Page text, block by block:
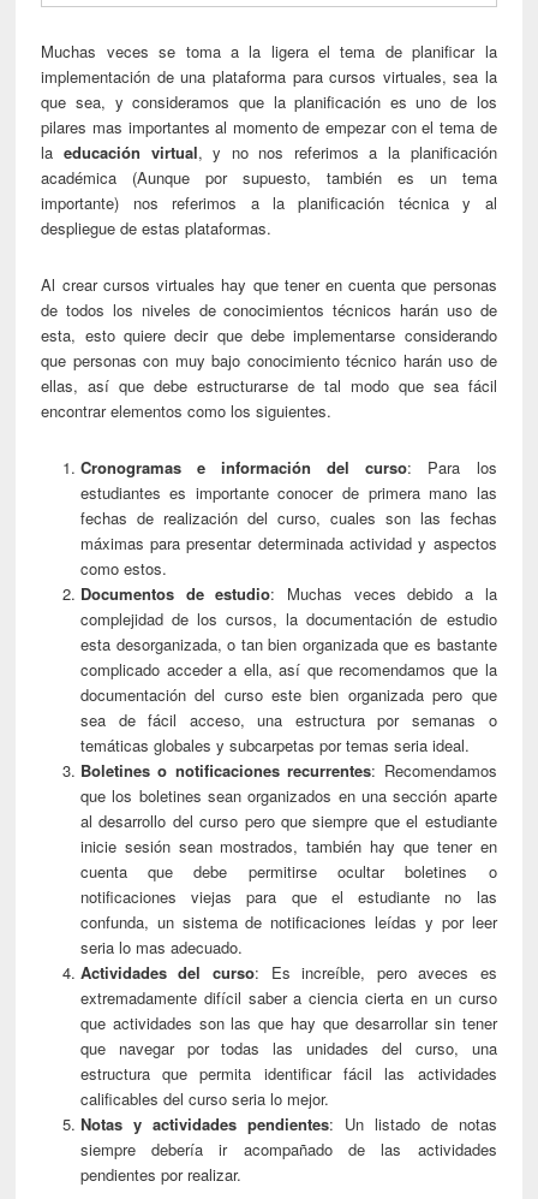
Muchas veces se toma a la ligera el tema de planificar la
implementación de una plataforma para cursos virtuales, sea la
que sea, y consideramos que la planificación es uno de los
pilares mas importantes al momento de empezar con el tema de
laeducación virtual, y no nos referimos a la planificación
académica (Aunque por supuesto, también es un tema
importante) nos referimos a la planificación técnica y al
despliegue de estas plataformas.
Al crear cursos virtuales hay que tener en cuenta que personas
de todos los niveles de conocimientos técnicos harán uso de
esta, esto quiere decir que debe implementarse considerando
que personas con muy bajo conocimiento técnico harán uso de
ellas, así que debe estructurarse de tal modo que sea fácil
encontrar elementos como los siguientes.
Cronogramas e información del curso: Para los
estudiantes es importante conocer de primera mano las
fechas de realización del curso, cuales son las fechas
máximas para presentar determinada actividad y aspectos
como estos.
Documentos de estudio: Muchas veces debido a la
complejidad de los cursos, la documentación de estudio
esta desorganizada, o tan bien organizada que es bastante
complicado acceder a ella, así que recomendamos que la
documentación del curso este bien organizada pero que
sea de fácil acceso, una estructura por semanas o
temáticas globales y subcarpetas por temas seria ideal.
Boletines o notificaciones recurrentes: Recomendamos
que los boletines sean organizados en una sección aparte
al desarrollo del curso pero que siempre que el estudiante
inicie sesión sean mostrados, también hay que tener en
cuenta que debe permitirse ocultar boletines o
notificaciones viejas para que el estudiante no las
confunda, un sistema de notificaciones leídas y por leer
seria lo mas adecuado.
Actividades del curso: Es increíble, pero aveces es
extremadamente difícil saber a ciencia cierta en un curso
que actividades son las que hay que desarrollar sin tener
que navegar por todas las unidades del curso, una
estructura que permita identificar fácil las actividades
calificables del curso seria lo mejor.
Notas y actividades pendientes: Un listado de notas
siempre debería ir acompañado de las actividades
pendientes por realizar.